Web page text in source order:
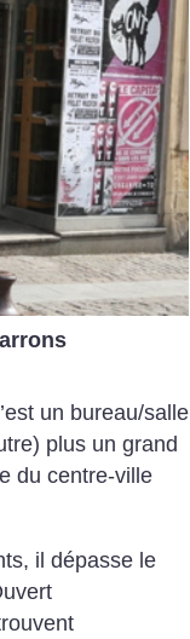
un bureau/salle
plus un grand
du centre-ville
il dépasse le